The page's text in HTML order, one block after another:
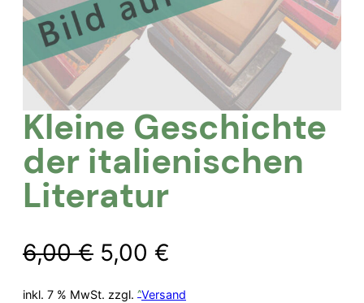
Kleine Geschichte
der italienischen
Literatur
6,00€ Ursprünglicher
Preis
5,00 €
Preis
inkl. 7 % MwSt. zzgl. Versand